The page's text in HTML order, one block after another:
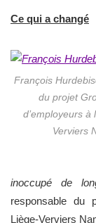
Ce qui a changé
François
du projet
d’employeurs à
Verviers
inoccupé de
responsable du
Liège-Verviers